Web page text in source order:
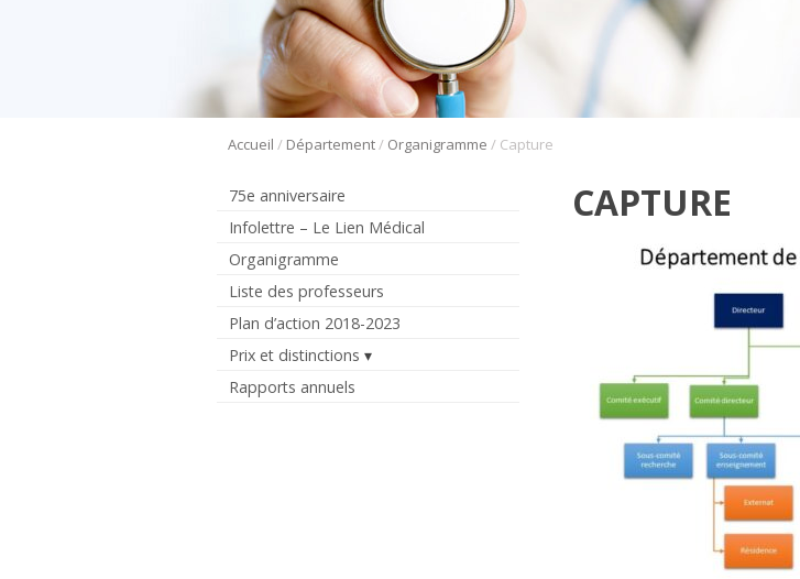
Accueil / Département/ Organigramme / Capture
75e anniversaire
Infolettre – Le Lien Médical
Organigramme
Liste des professeurs
Plan d’action 2018-2023
Prix et distinctions
Rapports annuels
CAPTURE